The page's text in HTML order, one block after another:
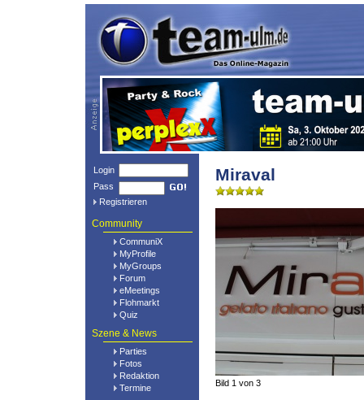
Login
Pass
Registrieren
Community
CommuniX
MyProfile
MyGroups
Forum
eMeetings
Flohmarkt
Quiz
Szene & News
Parties
Fotos
Redaktion
Termine
Miraval
Bild 1 von 3